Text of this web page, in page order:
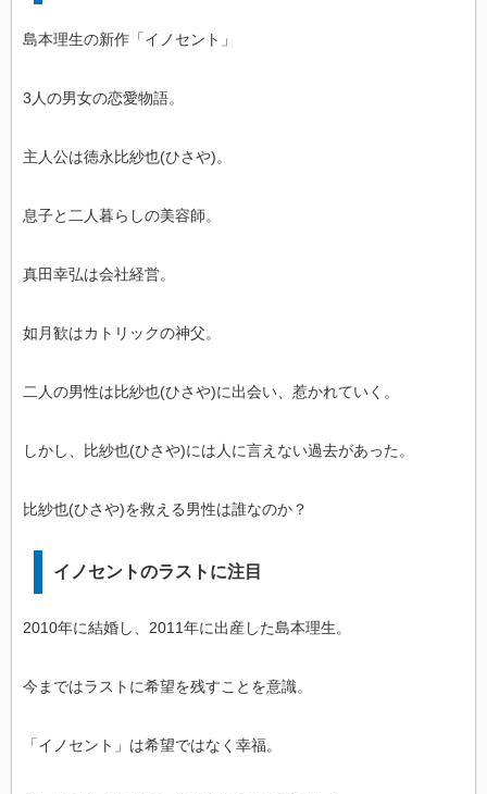
島本理生の新作「イノセント」
3人の男女の恋愛物語。
主人公は徳永比紗也(ひさや)。
息子と二人暮らしの美容師。
真田幸弘は会社経営。
如月歓はカトリックの神父。
二人の男性は比紗也(ひさや)に出会い、惹かれていく。
しかし、比紗也(ひさや)には人に言えない過去があった。
比紗也(ひさや)を救える男性は誰なのか？
イノセントのラストに注目
2010年に結婚し、2011年に出産した島本理生。
今まではラストに希望を残すことを意識。
「イノセント」は希望ではなく幸福。